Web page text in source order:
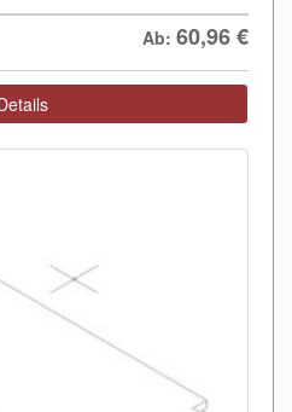
Ab: 60,96€